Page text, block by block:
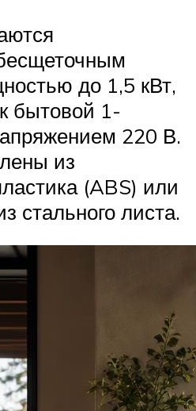
до 1,5 кВт,
бытовой 1-
220 В.
из
(ABS) или
стального листа.